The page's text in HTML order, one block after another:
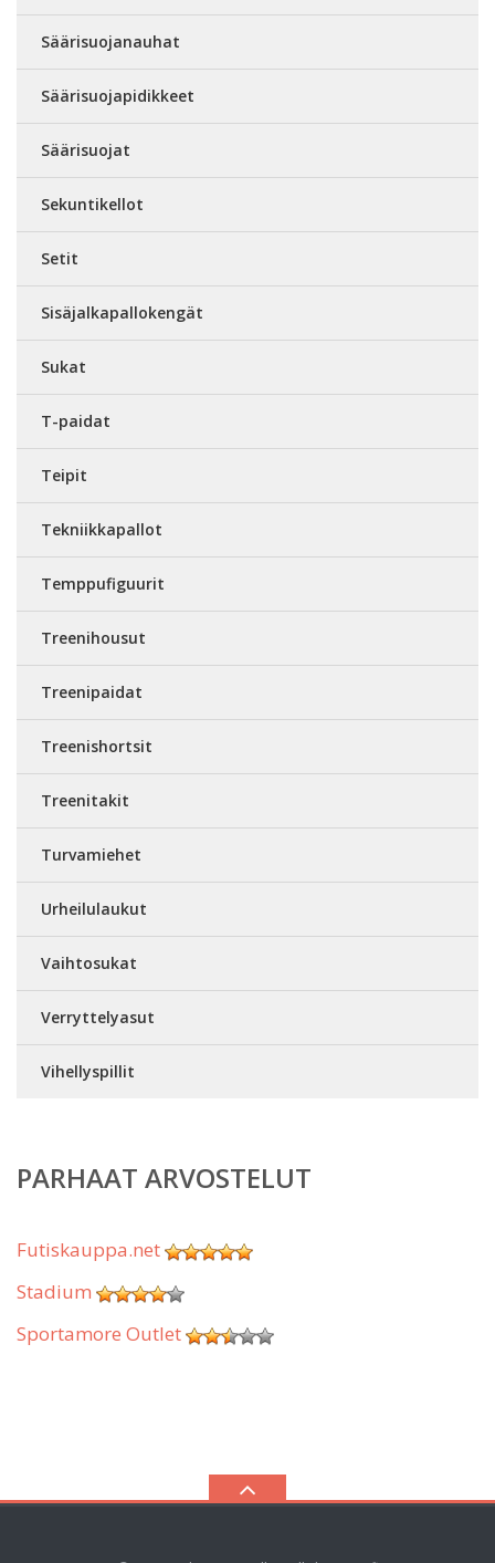
Säärisuojanauhat
Säärisuojapidikkeet
Säärisuojat
Sekuntikellot
Setit
Sisäjalkapallokengät
Sukat
T-paidat
Teipit
Tekniikkapallot
Temppufiguurit
Treenihousut
Treenipaidat
Treenishortsit
Treenitakit
Turvamiehet
Urheilulaukut
Vaihtosukat
Verryttelyasut
Vihellyspillit
PARHAAT ARVOSTELUT
Futiskauppa.net
Stadium
Sportamore Outlet